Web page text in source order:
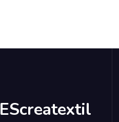
EScreatextil